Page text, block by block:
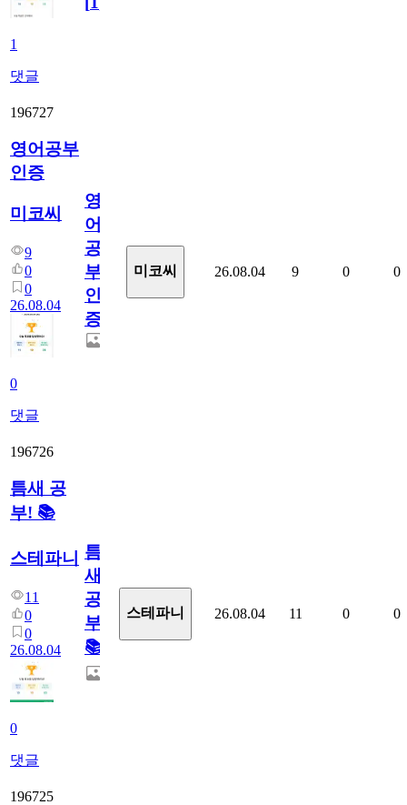
1
댓글
196727
영어공부
인증
미코씨
9
0
0
26.08.04
0
댓글
영
어
공
부
인
증
미코씨 26.08.04 9 0 0
196726
틈새 공
부! 📚
스테파니
11
0
0
26.08.04
0
댓글
틈
새
공
부!
📚
스테파니 26.08.04 11 0 0
196725